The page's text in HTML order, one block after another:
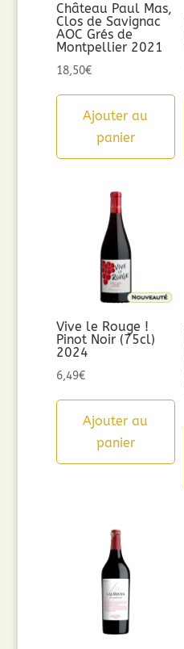
Château Paul Mas,
Clos de Savignac
AOC Grés de
Montpellier 2021
18,50€
Ajouter au
panier
Vive le Rouge !
Pinot Noir (75cl)
2024
6,49€
Ajouter au
panier